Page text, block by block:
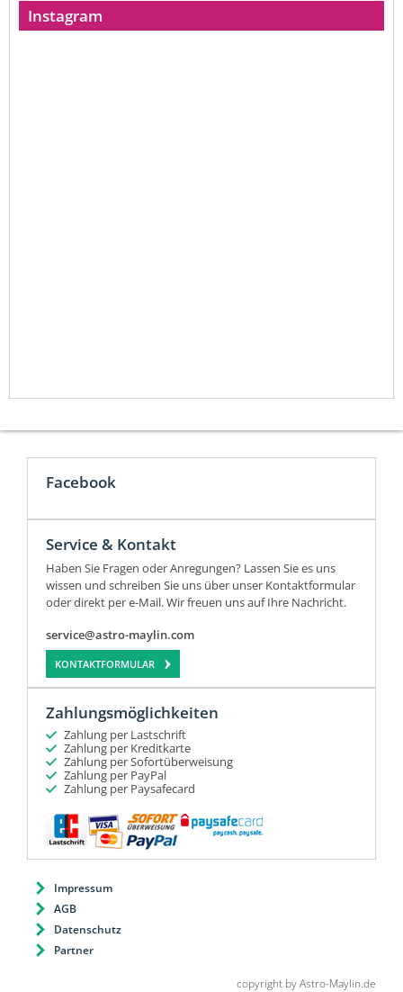
Instagram
Facebook
Service & Kontakt
Haben Sie Fragen oder Anregungen? Lassen Sie es uns
wissen und schreiben Sie uns über unser Kontaktformular
oder direkt per e-Mail. Wir freuen uns auf Ihre Nachricht.
service@astro-maylin.com
KONTAKTFORMULAR
Zahlungsmöglichkeiten
Zahlung per Lastschrift
Zahlung per Kreditkarte
Zahlung per Sofortüberweisung
Zahlung per PayPal
Zahlung per Paysafecard
Impressum
AGB
Datenschutz
Partner
copyright by Astro-Maylin.de